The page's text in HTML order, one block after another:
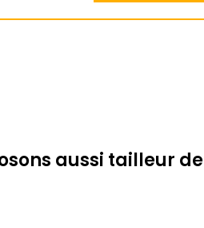
aussi tailleur